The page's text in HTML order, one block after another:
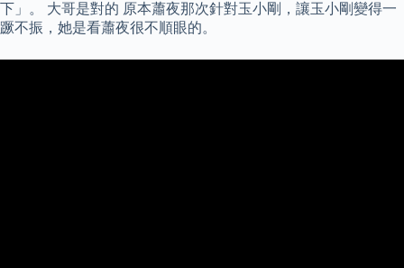
下」。 大哥是對的 原本蕭夜那次針對玉小剛，讓玉小剛變得一
蹶不振，她是看蕭夜很不順眼的。